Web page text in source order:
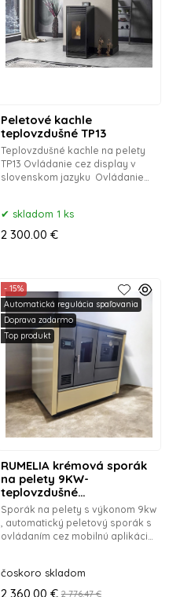
Peletové kachle
teplovzdušné TP13
Teplovzdušné kachle na pelety
TP13 Ovládanie cez display v
slovenskom jazyku Ovládanie
skladom 1 ks
2 300.00 €
RUMELIA krémová sporák
na pelety 9KW-
teplovzdušné
vykurovanie+rozvod
Sporák na pelety s výkonom 9kw
, automatický peletový sporák s
ovládaním cez mobilnú aplikáciu
- 15%
Automatická regulácia spaľovania
Doprava zadarmo
Top produkt
čoskoro skladom
2 360.00 € 2 776.47 €